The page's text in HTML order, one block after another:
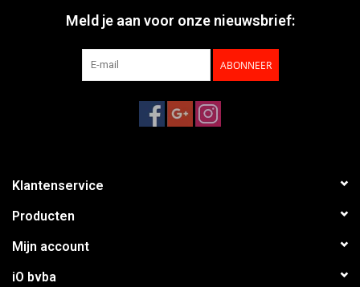
Meld je aan voor onze nieuwsbrief:
ABONNEER
Klantenservice
Producten
Mijn account
iO bvba